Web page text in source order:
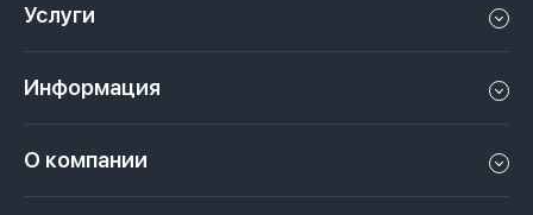
Апартаменты в Дубае
Пентхаус в Дубае
Услуги
Сдать недвижимость в Дубае, ОАЭ
Информация
О компании